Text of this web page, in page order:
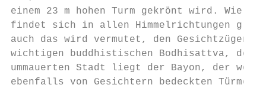
einem 23 m hohen Turm gekrönt wird. Wie
findet sich in allen Himmelrichtungen
auch das wird vermutet, den Gesichtzügen
wichtigen buddhistischen Bodhisattva, der
ummauerten Stadt liegt der Bayon, der
ebenfalls von Gesichtern bedeckten